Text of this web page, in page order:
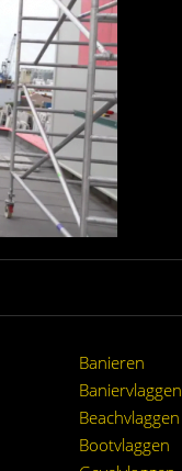
Banieren
Baniervlaggen
Beachvlaggen
Bootvlaggen